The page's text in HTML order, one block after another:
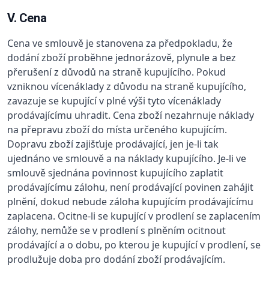
V. Cena
Cena ve smlouvě je stanovena za předpokladu, že
dodání zboží proběhne jednorázově, plynule a bez
přerušení z důvodů na straně kupujícího. Pokud
vzniknou vícenáklady z důvodu na straně kupujícího,
zavazuje se kupující v plné výši tyto vícenáklady
prodávajícímu uhradit. Cena zboží nezahrnuje náklady
na přepravu zboží do místa určeného kupujícím.
Dopravu zboží zajišťuje prodávající, jen je-li tak
ujednáno ve smlouvě a na náklady kupujícího. Je-li ve
smlouvě sjednána povinnost kupujícího zaplatit
prodávajícímu zálohu, není prodávající povinen zahájit
plnění, dokud nebude záloha kupujícím prodávajícímu
zaplacena. Ocitne-li se kupující v prodlení se zaplacením
zálohy, nemůže se v prodlení s plněním ocitnout
prodávající a o dobu, po kterou je kupující v prodlení, se
prodlužuje doba pro dodání zboží prodávajícím.